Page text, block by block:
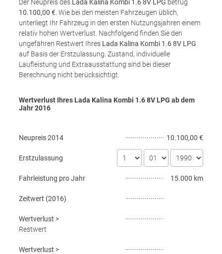
Der Neupreis des Lada Kalina Kombi 1.6 8V LPG betrug
10.100,00 € . Wie bei den meisten Fahrzeugen üblich,
unterliegt Ihr Fahrzeug in den ersten Nutzungsjahren einem
relativ hohen Wertverlust. Nachfolgend finden Sie den
ungefähren Restwert Ihres Lada Kalina Kombi 1.6 8V LPG
auf Basis der Erstzulassung. Zustand, individuelle
Laufleistung und Extraausstattung sind bei dieser
Berechnung nicht berücksichtigt.
Wertverlust Ihres Lada Kalina Kombi 1.6 8V LPG ab dem
Jahr2016
Neupreis2014 10.100,00 €
Erstzulassung
Fahrleistung pro Jahr 15.000 km
Zeitwert (2016)
Wertverlust >
Restwert
Wertverlust >